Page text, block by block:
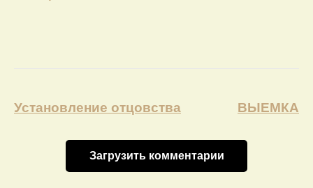
Навигация
записям
Установление отцовства ВЫЕМКА
Загрузить комментарии